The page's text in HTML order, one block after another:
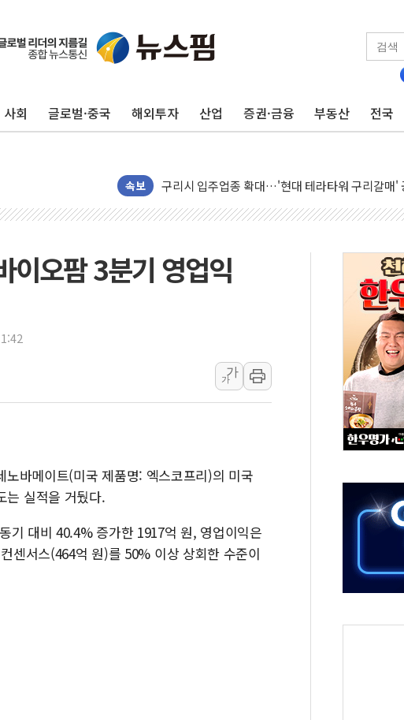
사회 글로벌·중국 해외투자 산업 증권·금융 부동산 전국
속보
서울 아파트값 0.26%↑…상승폭 커졌지만 고가
딥시크, AI 서비스 가격 대대적 인상 계획...업계 파
CJ프레시웨이, 2분기 영업익 14.2% 감소…"온라
구리시 입주업종 확대…'현대 테라타워 구리갈매'
KCC, 실적은 주춤했지만…'매출 절반' 실리콘 반
장동혁 "李대통령 재판 재개해야 여론조사
日, 아키타에 일본 최대 규모의 AI 데이터센터 건
[종합] 李대통령 "취약계층 안부에 AI 활용…이주
트럼프, 워시 연준의장과 수시 통화…독립성 논란
'40도 극한 폭염' 내일 절정…주말 주춤 후 다시 불
[컨콜] LG유플러스, "파주 AIDC 수익성 기대"
李대통령 "국민 체감 못 하는 정책은 무용…성역
현대백화점그룹, 농식품부와 농촌 창업기업 15곳
삼성전자, 넷리스트와 5년 전략적 제휴…HBM 특
한국앤컴퍼니그룹, "AI는 도구 아닌 동료"…현업 중
李대통령 "취약계층 돼 가는 청년들…실제 수요에
中 미국 신장 제재에 '강경 맞
오팜 3분기 영업익
가
가
바메이트(미국 제품명: 엑스코프리)의 미국
는 실적을 거뒀다.
기 대비 40.4% 증가한 1917억 원, 영업이익은
센서스(464억 원)를 50% 이상 상회한 수준이